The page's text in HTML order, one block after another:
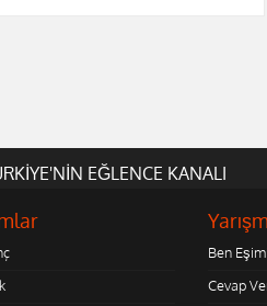
EĞLENCE KANALI
Ben
Cevap